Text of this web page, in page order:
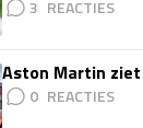
3
Aston Martin
0